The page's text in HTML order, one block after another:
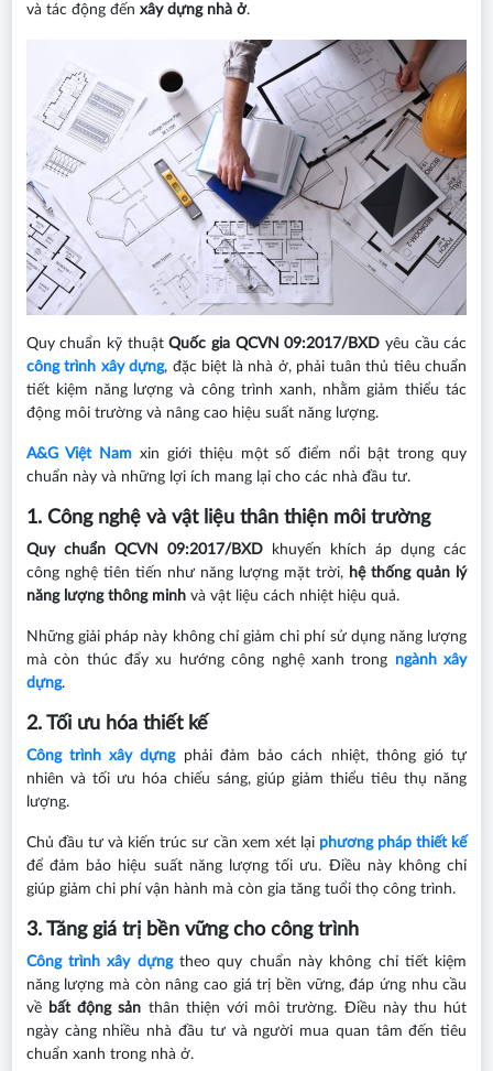
và tác động đến xây dựng nhà ở.
Quy chuẩn kỹ thuậtQuốc gia QCVN 09:2017/BXD yêu cầu các
công trình xây dựng, đặc biệt là nhà ở, phải tuân thủ tiêu chuẩn
tiết kiệm năng lượng và công trình xanh, nhằm giảm thiểu tác
động môi trường và nâng cao hiệu suất năng lượng.
A&G Việt Namxin giới thiệu một số điểm nổi bật trong quy
chuẩn này và những lợi ích mang lại cho các nhà đầu tư.
1. Công nghệ và vật liệu thân thiện môi trường
Quy chuẩn QCVN 09:2017/BXDkhuyến khích áp dụng các
công nghệ tiên tiến như năng lượng mặt trời, hệ thống quản lý
năng lượng thông minhvà vật liệu cách nhiệt hiệu quả.
Những giải pháp này không chỉ giảm chi phí sử dụng năng lượng
mà còn thúc đẩy xu hướng công nghệ xanh trong ngành xây
dựng.
2. Tối ưu hóa thiết kế
Công trình xây dựngphải đảm bảo cách nhiệt, thông gió tự
nhiên và tối ưu hóa chiếu sáng, giúp giảm thiểu tiêu thụ năng
lượng.
Chủ đầu tư và kiến trúc sư cần xem xét lại phương pháp thiết kế
để đảm bảo hiệu suất năng lượng tối ưu. Điều này không chỉ
giúp giảm chi phí vận hành mà còn gia tăng tuổi thọ công trình.
3. Tăng giá trị bền vững cho công trình
Công trình xây dựng theo quy chuẩn này không chỉ tiết kiệm
năng lượng mà còn nâng cao giá trị bền vững, đáp ứng nhu cầu
vềbất động sản thân thiện với môi trường. Điều này thu hút
ngày càng nhiều nhà đầu tư và người mua quan tâm đến tiêu
chuẩn xanh trong nhà ở.